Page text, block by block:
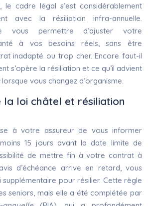
le cadre légal s’est considérablement
avec la résiliation infra-annuelle.
vous permettre d’ajuster votre
à vos besoins réels, sans être
inadapté ou trop cher. Encore faut-il
s’opère la résiliation et ce qu’il advient
lorsque vous changez d’organisme.
la loi châtel et résiliation
à votre assureur de vous informer
15 jours avant la date limite de
de mettre fin à votre contrat à
d’échéance arrive en retard, vous
supplémentaire pour résilier. Cette règle
seniors, mais elle a été complétée par